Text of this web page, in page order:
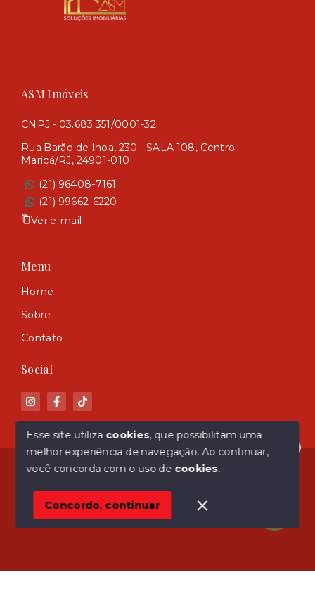
Olá! Estamos disponíveis para te ajudar.
ASM Imóveis
CNPJ - 03.683.351/0001-32
Rua Barão de Inoa, 230 - SALA 108, Centro -
Maricá/RJ, 24901-010
(21) 96408-7161
(21) 99662-6220
Ver e-mail
Menu
Home
Sobre
Contato
Social
© Copyright 2026 - ASM Imóveis - Todos os direitos
SITE PARA IMOBILIARIA
Esse site utiliza cookies, que possibilitam uma
melhor experiência de navegação.Ao continuar,
você concorda com o uso de cookies.
Concordo, continuar